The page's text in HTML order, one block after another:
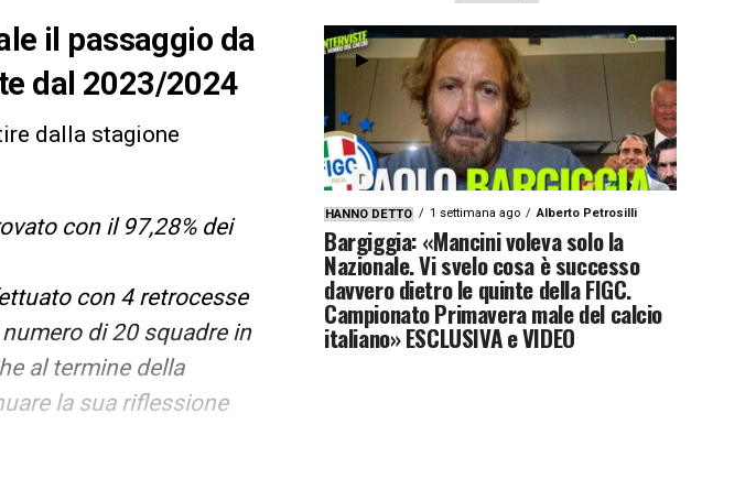
il passaggio da
dal 2023/2024
dalla stagione
con il 97,28% dei
con 4 retrocesse
di 20 squadre in
al termine della
la sua riflessione
HANNO DETTO 1 settimana ago Alberto Petrosilli
Bargiggia: «Mancini voleva solo la
Nazionale. Vi svelo cosa è successo
davvero dietro le quinte della FIGC.
Campionato Primavera male del calcio
italiano» ESCLUSIVA e VIDEO